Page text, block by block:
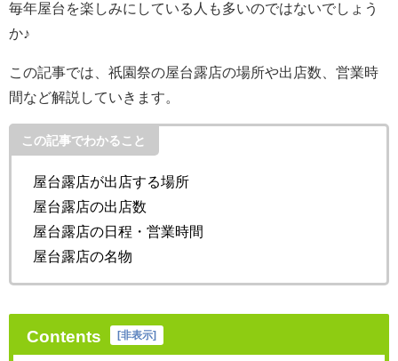
毎年屋台を楽しみにしている人も多いのではないでしょう
か♪
この記事では、祇園祭の屋台露店の場所や出店数、営業時
間など解説していきます。
この記事でわかること
屋台露店が出店する場所
屋台露店の出店数
屋台露店の日程・営業時間
屋台露店の名物
Contents 非表示